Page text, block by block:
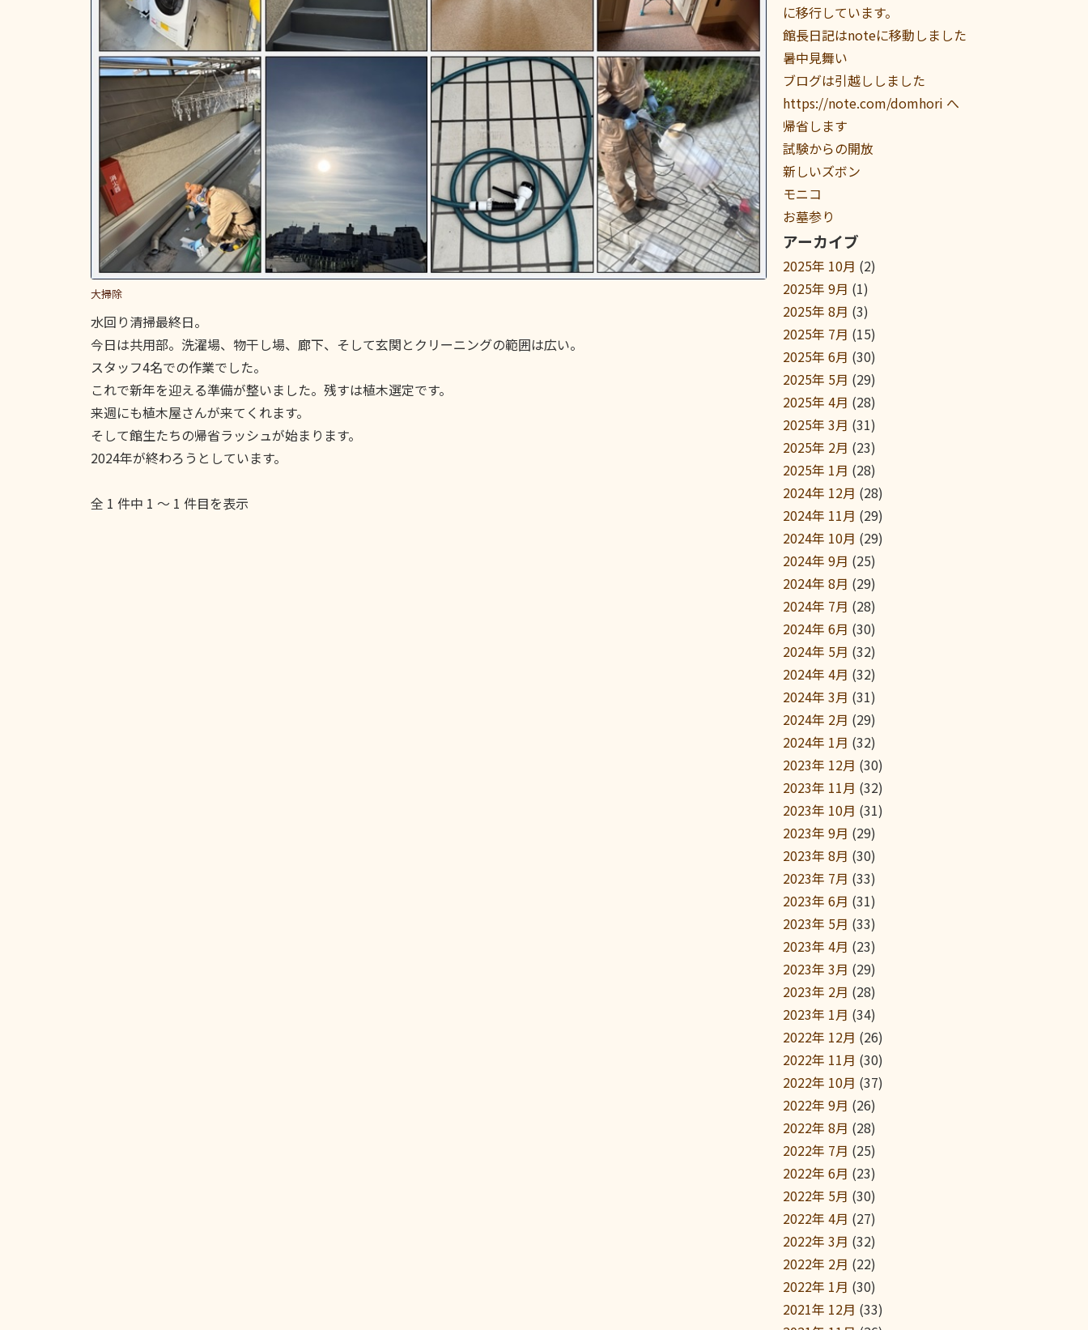
大掃除
水回り清掃最終日。
今日は共用部。洗濯場、物干し場、廊下、そして玄関とクリーニングの範囲は広い。
スタッフ4名での作業でした。
これで新年を迎える準備が整いました。残すは植木選定です。
来週にも植木屋さんが来てくれます。
そして館生たちの帰省ラッシュが始まります。
2024年が終わろうとしています。
全 1 件中 1 〜 1 件目を表示
に移行しています。
館長日記はnoteに移動しました
暑中見舞い
ブログは引越ししました
https://note.com/domhori へ
帰省します
試験からの開放
新しいズボン
モニコ
お墓参り
アーカイブ
2025年 10月 (2)
2025年 9月 (1)
2025年 8月 (3)
2025年 7月 (15)
2025年 6月 (30)
2025年 5月 (29)
2025年 4月 (28)
2025年 3月 (31)
2025年 2月 (23)
2025年 1月 (28)
2024年 12月 (28)
2024年 11月 (29)
2024年 10月 (29)
2024年 9月 (25)
2024年 8月 (29)
2024年 7月 (28)
2024年 6月 (30)
2024年 5月 (32)
2024年 4月 (32)
2024年 3月 (31)
2024年 2月 (29)
2024年 1月 (32)
2023年 12月 (30)
2023年 11月 (32)
2023年 10月 (31)
2023年 9月 (29)
2023年 8月 (30)
2023年 7月 (33)
2023年 6月 (31)
2023年 5月 (33)
2023年 4月 (23)
2023年 3月 (29)
2023年 2月 (28)
2023年 1月 (34)
2022年 12月 (26)
2022年 11月 (30)
2022年 10月 (37)
2022年 9月 (26)
2022年 8月 (28)
2022年 7月 (25)
2022年 6月 (23)
2022年 5月 (30)
2022年 4月 (27)
2022年 3月 (32)
2022年 2月 (22)
2022年 1月 (30)
2021年 12月 (33)